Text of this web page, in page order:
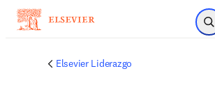
Saltar al
Elsevier Liderazgo